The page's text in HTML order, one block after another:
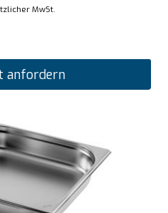
MwSt.
anfordern